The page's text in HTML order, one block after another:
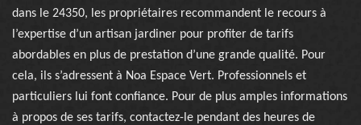
dans le 24350, les propriétaires recommandent le recours à
l’expertise d’un artisan jardiner pour profiter de tarifs
abordables en plus de prestation d’une grande qualité. Pour
cela, ils s’adressent à Noa Espace Vert. Professionnels et
particuliers lui font confiance. Pour de plus amples informations
à propos de ses tarifs, contactez-le pendant des heures de